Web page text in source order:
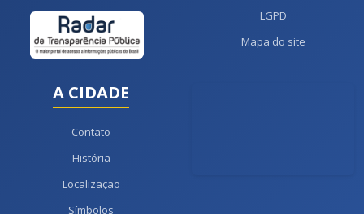
LGPD
Mapa do site
A CIDADE
Contato
História
Localização
Símbolos